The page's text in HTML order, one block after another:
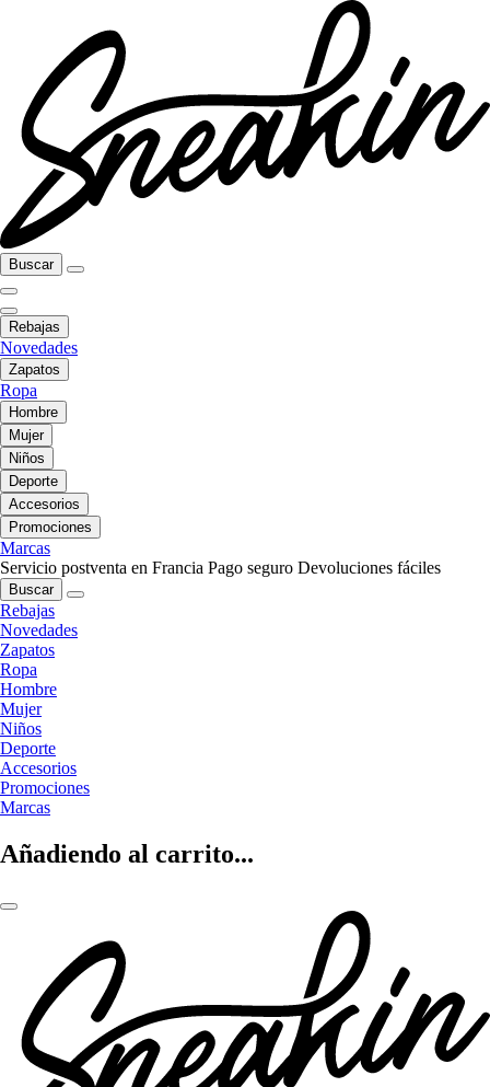
Buscar
Rebajas
Novedades
Zapatos
Ropa
Hombre
Mujer
Niños
Deporte
Accesorios
Promociones
Marcas
Servicio postventa en Francia Pago seguro Devoluciones fáciles
Buscar
Rebajas
Novedades
Zapatos
Ropa
Hombre
Mujer
Niños
Deporte
Accesorios
Promociones
Marcas
Añadiendo al carrito...